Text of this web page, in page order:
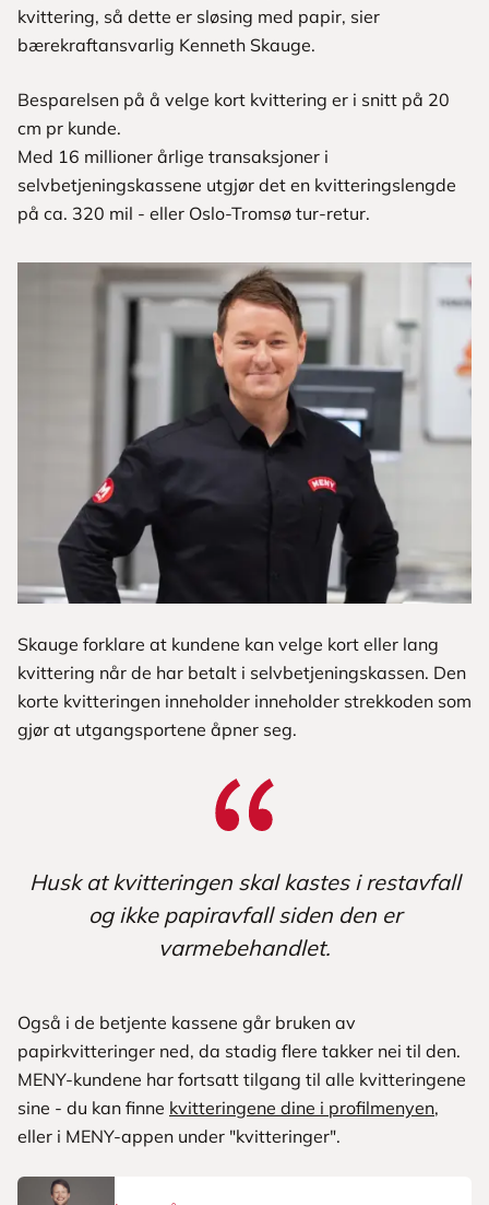
kvittering, så dette er sløsing med papir, sier
bærekraftansvarlig Kenneth Skauge.
Besparelsen på å velge kort kvittering er i snitt på 20
cm pr kunde.
Med 16 millioner årlige transaksjoner i
selvbetjeningskassene utgjør det en kvitteringslengde
på ca. 320 mil - eller Oslo-Tromsø tur-retur.
Skauge forklare at kundene kan velge kort eller lang
kvittering når de har betalt i selvbetjeningskassen. Den
korte kvitteringen inneholder inneholder strekkoden som
gjør at utgangsportene åpner seg.
Husk at kvitteringen skal kastes i restavfall
og ikke papiravfall siden den er
varmebehandlet.
Også i de betjente kassene går bruken av
papirkvitteringer ned, da stadig flere takker nei til den.
MENY-kundene har fortsatt tilgang til alle kvitteringene
sine - du kan finne kvitteringene dine i profilmenyen,
eller i MENY-appen under "kvitteringer".